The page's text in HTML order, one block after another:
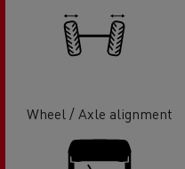
Wheel / Axle alignment